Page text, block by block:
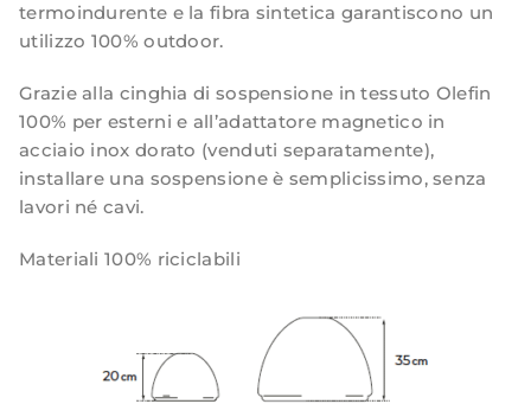
c
a
t
o
D
N
termoindurente e la fibra sintetica garantiscono un
utilizzo 100% outdoor.
Grazie alla cinghia di sospensione in tessuto Olefin
100% per esterni e all’adattatore magnetico in
acciaio inox dorato (venduti separatamente),
installare una sospensione è semplicissimo, senza
lavori né cavi.
Materiali 100% riciclabili